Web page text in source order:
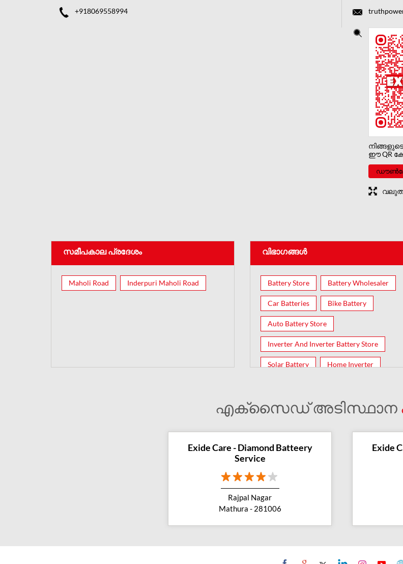
+918069558994
ഈ QR
സമീപകാല പ്രദേശം
Maholi Road Inderpuri Maholi Road
വിഭാഗങ്ങൾ
Battery Store Battery Wholesaler
Car Batteries Bike Battery
Auto Battery Store
Inverter And Inverter Battery Store
Solar Battery Home Inverter
എക്സൈഡ് അടിസ്ഥാന
Exide Care - Diamond Batteery
Service
Rajpal Nagar
Mathura - 281006
Exide